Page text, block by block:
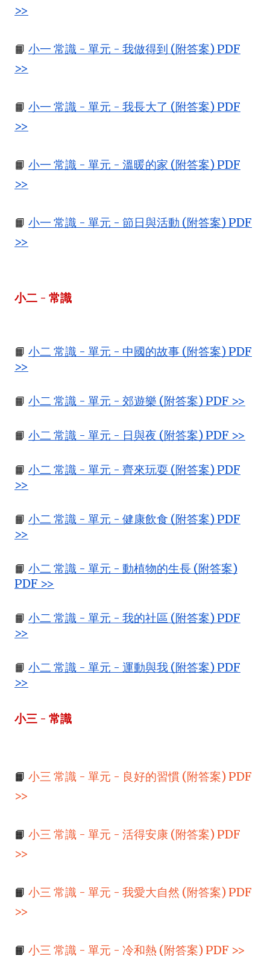
>>
📙 小一 常識 - 單元 - 我做得到 (附答案) PDF
>>
📙 小一 常識 - 單元 - 我長大了 (附答案) PDF
>>
📙 小一 常識 - 單元 - 溫暖的家 (附答案) PDF
>>
📙 小一 常識 - 單元 - 節日與活動 (附答案) PDF
>>
小二 - 常識
📙 小二 常識 - 單元 - 中國的故事 (附答案) PDF
>>
📙 小二 常識 - 單元 - 郊遊樂 (附答案) PDF >>
📙 小二 常識 - 單元 - 日與夜 (附答案) PDF >>
📙 小二 常識 - 單元 - 齊來玩耍 (附答案) PDF
>>
📙 小二 常識 - 單元 - 健康飲食 (附答案) PDF
>>
📙 小二 常識 - 單元 - 動植物的生長 (附答案)
PDF >>
📙 小二 常識 - 單元 - 我的社區 (附答案) PDF
>>
📙 小二 常識 - 單元 - 運動與我 (附答案) PDF
>>
小三 - 常識
📙 小三 常識 - 單元 - 良好的習慣 (附答案) PDF
>>
📙 小三 常識 - 單元 - 活得安康 (附答案) PDF
>>
📙 小三 常識 - 單元 - 我愛大自然 (附答案) PDF
>>
📙 小三 常識 - 單元 - 冷和熱 (附答案) PDF >>